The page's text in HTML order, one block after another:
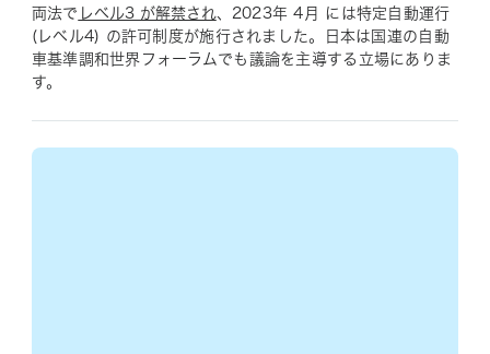
両法で
レベル3 が解禁され、2023年 4月 には特定自動運行
(レベル4) の許可制度が施行されました。日本は国連の自動
車基準調和世界フォーラムでも議論を主導する立場にありま
す。